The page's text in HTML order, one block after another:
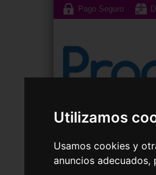
Utilizamos
Usamos cookies y
anuncios
Pago Seguro
Tu elección